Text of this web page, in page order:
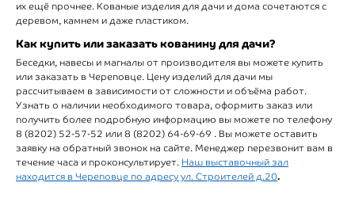
их ещё прочнее. Кованые изделия для дачи и дома сочетаются с
деревом, камнем и даже пластиком.
Как купить или заказать кованину для дачи?
Беседки, навесы и магналы от производителя вы можете купить
или заказать в Череповце. Цену изделий для дачи мы
рассчитываем в зависимости от сложности и объёма работ.
Узнать о наличии необходимого товара, оформить заказ или
получить более подробную информацию вы можете по телефону
8 (8202) 52-57-52 или 8 (8202) 64-69-69 . Вы можете оставить
заявку на обратный звонок на сайте. Менеджер перезвонит вам в
течение часа и проконсультирует. Наш выставочный зал
находится в Череповце по адресу ул. Строителей д.20.